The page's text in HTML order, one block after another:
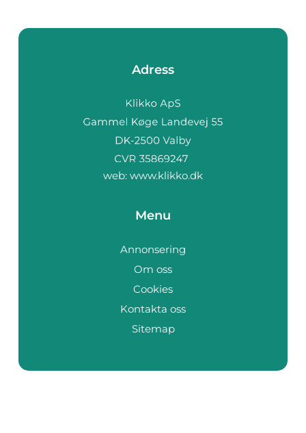
Adress
web: www.klikko.dk
Menu
Annonsering
Om oss
Cookies
Kontakta oss
Sitemap